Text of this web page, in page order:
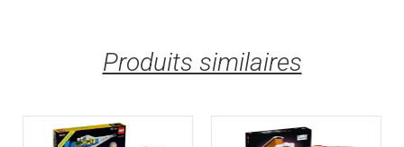
Produits similaires